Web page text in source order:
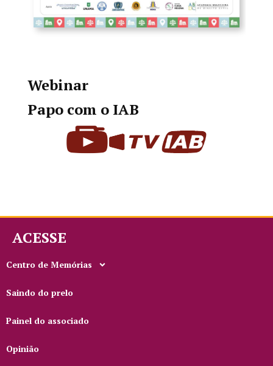
Webinar
Papo com o IAB
ACESSE
Centro de Memórias
Saindo do prelo
Painel do associado
Opinião